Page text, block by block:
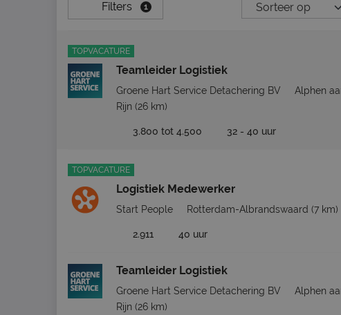
Filters 1
TOPVACATURE
Teamleider Logistiek
Groene Hart Service Detachering BV
Alphen
Rijn (26 km)
3.800 tot 4.500 32 - 40 uur
TOPVACATURE
Logistiek Medewerker
Start People Rotterdam-Albrandswaard (7 km)
2.911 40 uur
Teamleider Logistiek
Groene Hart Service Detachering BV
Alphen
Rijn (26 km)